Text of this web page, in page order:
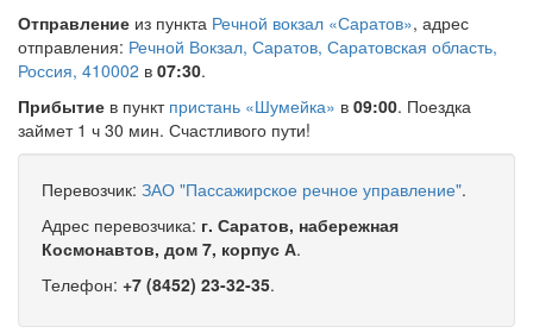
Отправление из пункта Речной вокзал «Саратов», адрес
отправления: Речной Вокзал, Саратов, Саратовская область,
Россия, 410002 в 07:30.
Прибытие в пункт пристань «Шумейка» в 09:00. Поездка
займет 1 ч 30 мин. Счастливого пути!
Перевозчик: ЗАО "Пассажирское речное управление".
Адрес перевозчика: г. Саратов, набережная
Космонавтов, дом 7, корпус А.
Телефон: +7 (8452) 23-32-35.